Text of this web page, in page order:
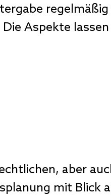
Aspekte
aber
mit Blick